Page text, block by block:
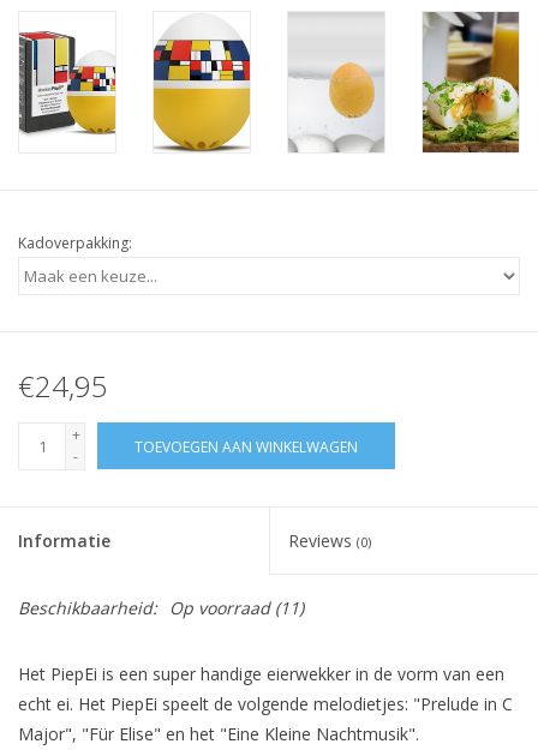
Kadoverpakking:
€24,95
+
-
TOEVOEGEN AAN WINKELWAGEN
Informatie Reviews (0)
Beschikbaarheid: Op voorraad(11)
Het PiepEi is een super handige eierwekker in de vorm van een
echt ei. Het PiepEi speelt de volgende melodietjes: "Prelude in C
Major", "Für Elise" en het "Eine Kleine Nachtmusik".